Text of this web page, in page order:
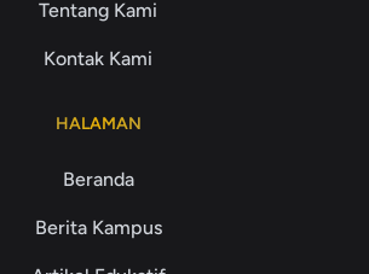
Tentang Kami
Kontak Kami
HALAMAN
Beranda
Berita Kampus